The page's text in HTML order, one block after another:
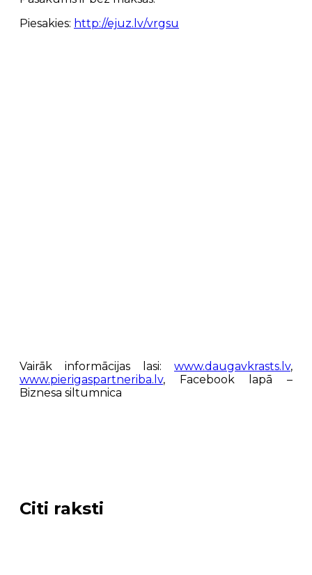
Piesakies: http://ejuz.lv/vrgsu
Vairāk informācijas lasi: www.daugavkrasts.lv,
www.pierigaspartneriba.lv, Facebook lapā –
Biznesa siltumnica
Citi raksti